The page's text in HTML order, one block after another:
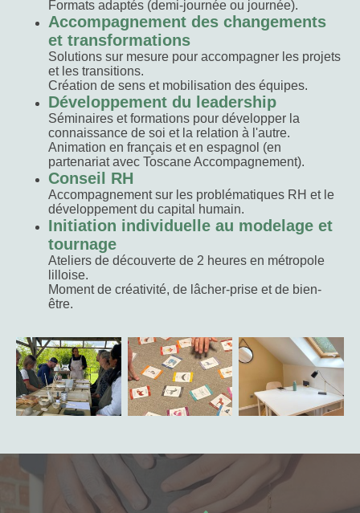
Formats adaptés (demi-journée ou journée).
Accompagnement des changements
et transformations
Solutions sur mesure pour accompagner les projets
et les transitions.
Création de sens et mobilisation des équipes.
Développement du leadership
Séminaires et formations pour développer la
connaissance de soi et la relation à l'autre.
Animation en français et en espagnol (en
partenariat avec Toscane Accompagnement).
Conseil RH
Accompagnement sur les problématiques RH et le
développement du capital humain.
Initiation individuelle au modelage et
tournage
Ateliers de découverte de 2 heures en métropole
lilloise.
Moment de créativité, de lâcher-prise et de bien-
être.